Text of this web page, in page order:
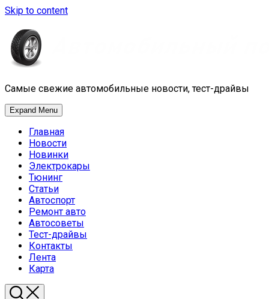
Skip to content
Самые свежие автомобильные новости, тест-драйвы
Expand Menu
Главная
Новости
Новинки
Электрокары
Тюнинг
Статьи
Автоспорт
Ремонт авто
Автосоветы
Тест-драйвы
Контакты
Лента
Карта